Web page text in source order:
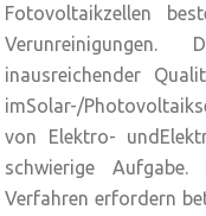
Fotovoltaikzellen
inausreichender
imSolar-/
von Elektro-
schwierige Aufgabe.
Verfahren erfordern